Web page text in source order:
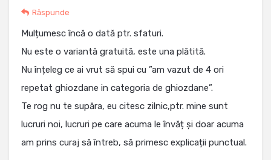
Răspunde
Mulțumesc încă o dată ptr. sfaturi.
Nu este o variantă gratuită, este una plătită.
Nu înțeleg ce ai vrut să spui cu ”am vazut de 4 ori
repetat ghiozdane in categoria de ghiozdane”.
Te rog nu te supăra, eu citesc zilnic,ptr. mine sunt
lucruri noi, lucruri pe care acuma le învăț și doar acuma
am prins curaj să întreb, să primesc explicații punctual.